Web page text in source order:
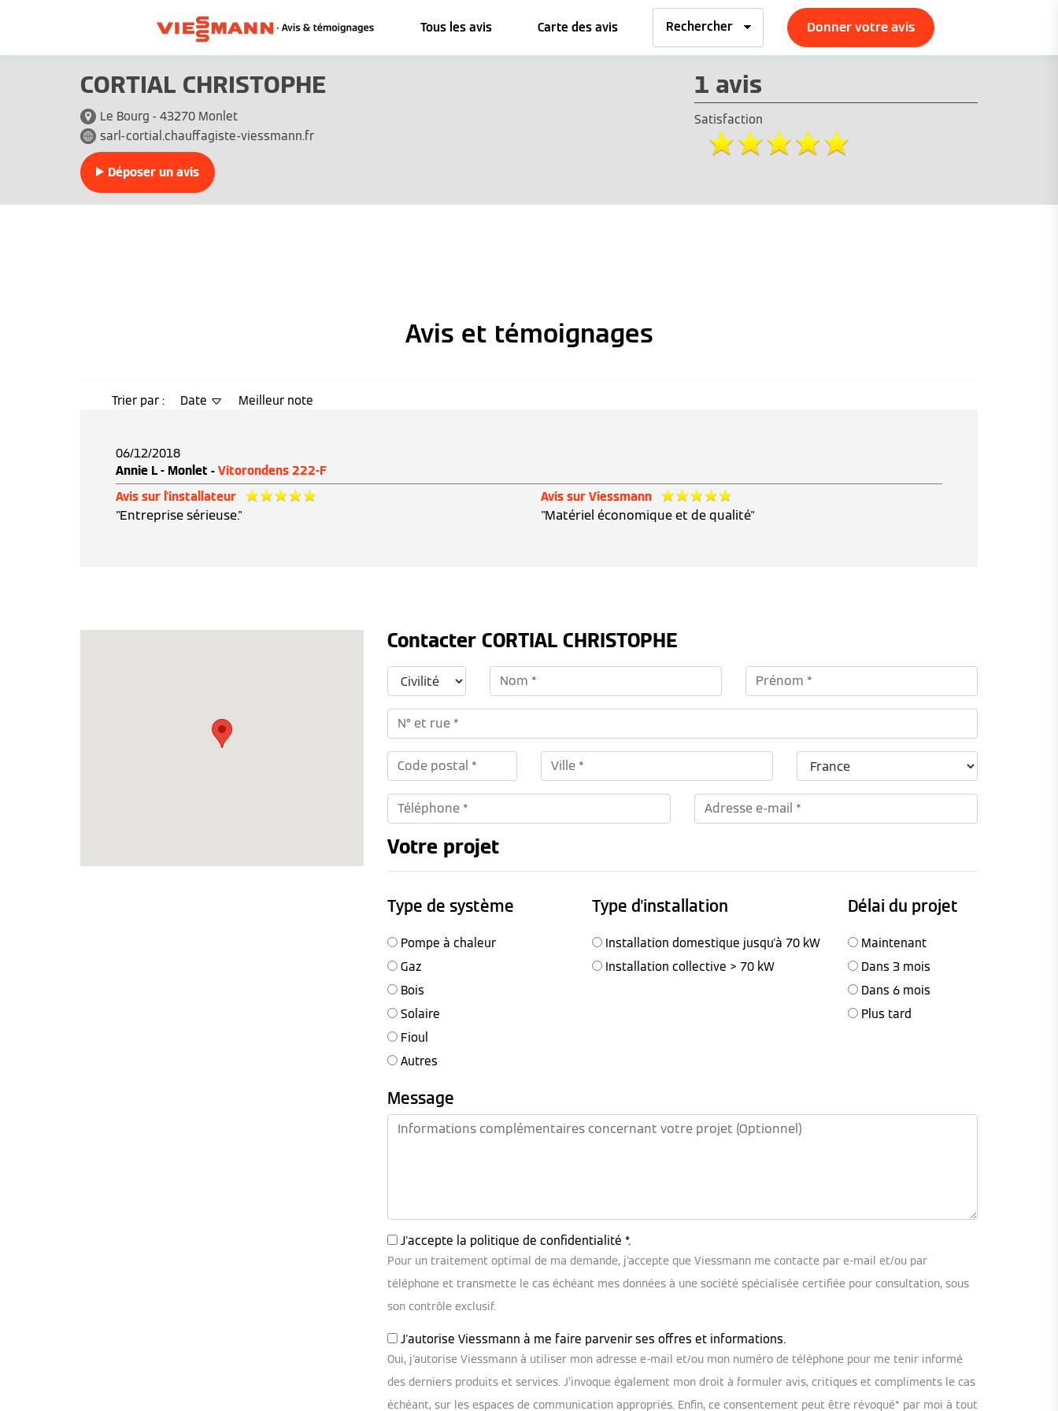
Tous les avis Carte des avis Donner votre avis
CORTIAL CHRISTOPHE
Le Bourg - 43270 Monlet
sarl-cortial.chauffagiste-viessmann.fr
Déposer un avis
1 avis
Satisfaction
Avis et témoignages
Trier par : Date Meilleur note
06/12/2018
Annie L - Monlet - Vitorondens 222-F
Avis sur l'installateur
"Entreprise sérieuse."
Avis sur Viessmann
"Matériel économique et de qualité"
Contacter CORTIAL CHRISTOPHE
Votre projet
Type de système Type d'installation Délai du projet
Pompe à chaleur
Gaz
Bois
Solaire
Fioul
Autres
Installation domestique jusqu'à 70 kW
Installation collective > 70 kW
Maintenant
Dans 3 mois
Dans 6 mois
Plus tard
Message
J'accepte la politique de confidentialité *.
Pour un traitement optimal de ma demande, j'accepte que Viessmann me contacte par e-mail et/ou par
téléphone et transmette le cas échéant mes données à une société spécialisée certifiée pour consultation, sous
son contrôle exclusif.
J'autorise Viessmann à me faire parvenir ses offres et informations.
Oui, j'autorise Viessmann à utiliser mon adresse e-mail et/ou mon numéro de téléphone pour me tenir informé
des derniers produits et services. J’invoque également mon droit à formuler avis, critiques et compliments le cas
échéant, sur les espaces de communication appropriés. Enfin, ce consentement peut être révoqué* par moi à tout